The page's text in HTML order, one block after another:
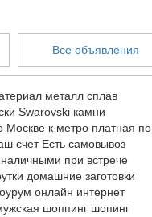
Все объявления
металл сплав
Swarovski камни
Москве к метро платная по
счет Есть самовывоз
при встрече
домашние заготовки
онлайн интернет
шоппинг шопинг